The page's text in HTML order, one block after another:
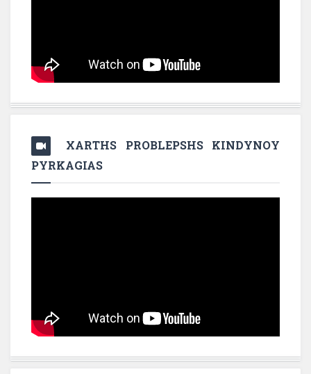
XARTHS PROBLEPSHS KINDYNOY
PYRKAGIAS